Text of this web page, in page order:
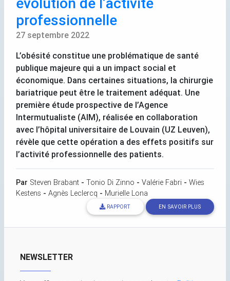
professionnelle
27 septembre 2022
L’obésité constitue une problématique de santé
publique majeure qui a un impact social et
économique. Dans certaines situations, la chirurgie
bariatrique peut être le traitement adéquat. Une
première étude prospective de l’Agence
Intermutualiste (AIM), réalisée en collaboration
avec l’hôpital universitaire de Louvain (UZ Leuven),
révèle que cette opération a des effets positifs sur
l’activité professionnelle des patients.
Par Steven Brabant - Tonio Di Zinno - Valérie Fabri - Wies
Kestens - Agnès Leclercq - Murielle Lona
RAPPORT EN SAVOIR PLUS
NEWSLETTER